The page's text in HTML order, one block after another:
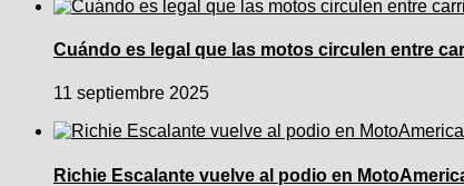
Cuándo es legal que las motos circulen entre
11 septiembre 2025
Richie Escalante vuelve al podio en